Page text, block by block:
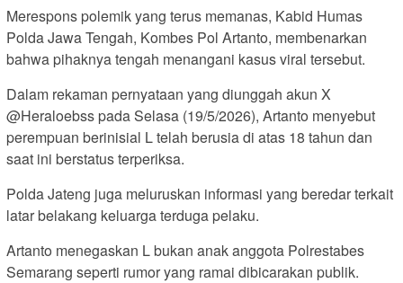
Merespons polemik yang terus memanas, Kabid Humas
Polda Jawa Tengah, Kombes Pol Artanto, membenarkan
bahwa pihaknya tengah menangani kasus viral tersebut.
Dalam rekaman pernyataan yang diunggah akun X
@Heraloebss pada Selasa (19/5/2026), Artanto menyebut
perempuan berinisial L telah berusia di atas 18 tahun dan
saat ini berstatus terperiksa.
Polda Jateng juga meluruskan informasi yang beredar terkait
latar belakang keluarga terduga pelaku.
Artanto menegaskan L bukan anak anggota Polrestabes
Semarang seperti rumor yang ramai dibicarakan publik.